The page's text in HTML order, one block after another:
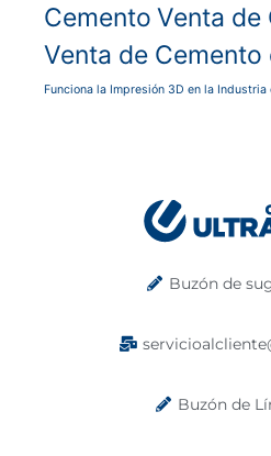
Cemento Venta de
Venta de Cemento
Funciona la Impresión 3D en la
Buzón de
Buzón de